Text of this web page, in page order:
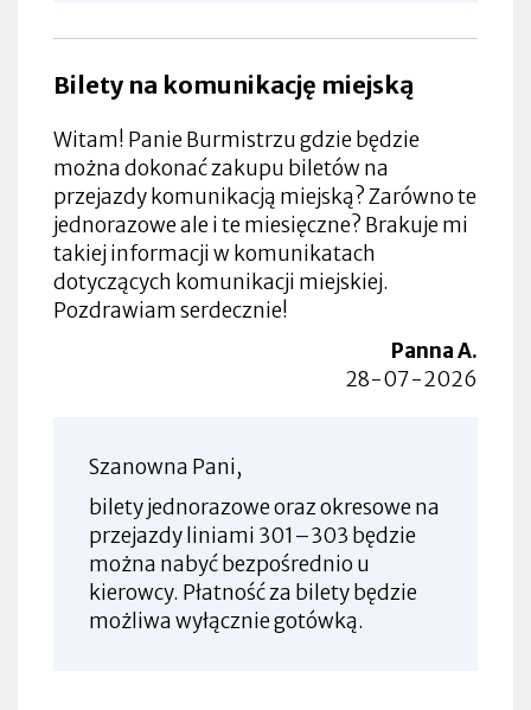
Bilety na komunikację miejską
Witam! Panie Burmistrzu gdzie będzie
można dokonać zakupu biletów na
przejazdy komunikacją miejską? Zarówno te
jednorazowe ale i te miesięczne? Brakuje mi
takiej informacji w komunikatach
dotyczących komunikacji miejskiej.
Pozdrawiam serdecznie!
Panna A.
28-07-2026
Szanowna Pani,
bilety jednorazowe oraz okresowe na
przejazdy liniami 301–303 będzie
można nabyć bezpośrednio u
kierowcy. Płatność za bilety będzie
możliwa wyłącznie gotówką.